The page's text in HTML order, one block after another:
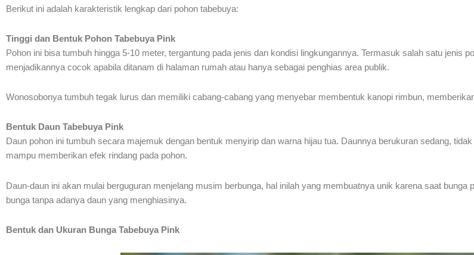
Berikut ini adalah karakteristik lengkap dari pohon tabebuya:
Tinggi dan Bentuk Pohon Tabebuya Pink
Pohon ini bisa tumbuh hingga 5-10 meter, tergantung pada jenis dan kondisi lingkungannya. Termasuk salah satu jenis
menjadikannya cocok apabila ditanam di halaman rumah atau hanya sebagai penghias area publik.
Wonosobonya tumbuh tegak lurus dan memiliki cabang-cabang yang menyebar membentuk kanopi rimbun,
Bentuk Daun Tabebuya Pink
Daun pohon ini tumbuh secara majemuk dengan bentuk menyirip dan warna hijau tua. Daunnya berukuran sedang,
mampu memberikan efek rindang pada pohon.
Daun-daun ini akan mulai berguguran menjelang musim berbunga, hal inilah yang membuatnya unik karena saat bunga
bunga tanpa adanya daun yang menghiasinya.
Bentuk dan Ukuran Bunga Tabebuya Pink